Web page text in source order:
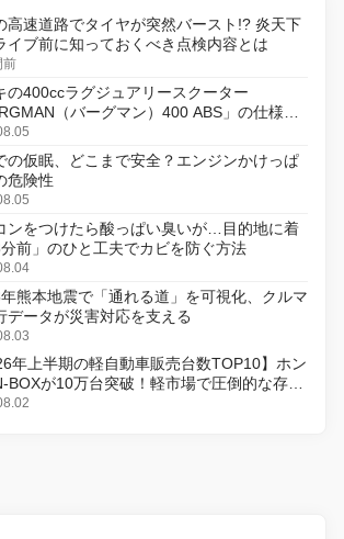
高速道路でタイヤが突然バースト!? 炎天下
イブ前に知っておくべき点検内容とは
前
の400ccラグジュアリースクーター
（バーグマン）400 ABS」の仕様を
、8月18日に発売
の仮眠、どこまで安全？エンジンかけっぱ
危険性
ンをつけたら酸っぱい臭いが…目的地に着
分前」のひと工夫でカビを防ぐ方法
熊本地震で「通れる道」を可視化、クルマ
データが災害対応を支える
年上半期の軽自動車販売台数TOP10】ホン
BOXが10万台突破！軽市場で圧倒的な存在